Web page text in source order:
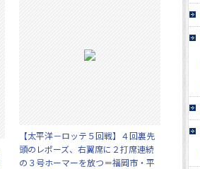
【太平洋－ロッテ５回戦】４回裏先
頭のレポーズ、右翼席に２打席連続
の３号ホーマーを放つ＝福岡市・平